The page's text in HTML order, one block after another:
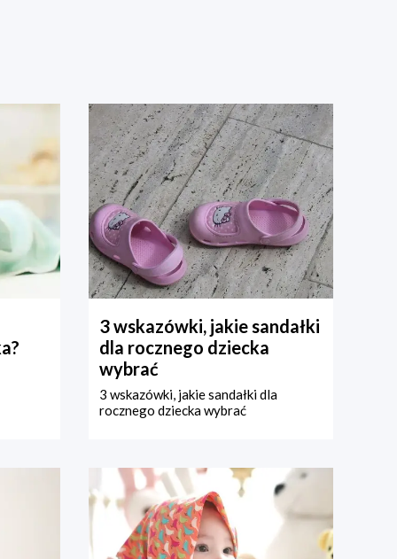
3 wskazówki, jakie sandałki
dla rocznego dziecka
wybrać
3 wskazówki, jakie sandałki dla
rocznego dziecka wybrać